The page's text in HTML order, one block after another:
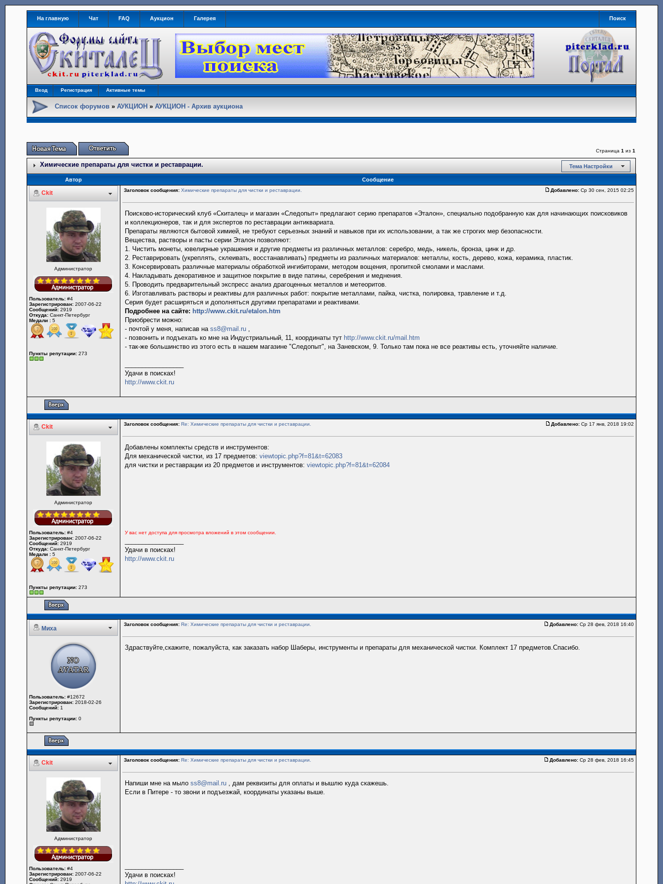
На главную Чат FAQ Аукцион Галерея Поиск
Вход Регистрация Активные темы
Список форумов» АУКЦИОН » АУКЦИОН - Архив аукциона
Страница 1 из 1
Химические препараты для чистки и реставрации. Тема Настройки
Автор Сообщение
Ckit Заголовок сообщения: Химические препараты для чистки и реставрации. Добавлено:Ср 30 сен, 2015 02:25
Администратор
Пользователь:#4
Зарегистрирован:2007-06-22
Сообщений:2919
Откуда:Санкт-Петербург
Медали :5
Пункты репутации:273
Поисково-исторический клуб «Скиталец» и магазин «Следопыт» предлагают серию препаратов «Эталон», специально подобранную как для начинающих поисковиков
и коллекционеров, так и для экспертов по реставрации антиквариата.
Препараты являются бытовой химией, не требуют серьезных знаний и навыков при их использовании, а так же строгих мер безопасности.
Вещества, растворы и пасты серии Эталон позволяют:
1. Чистить монеты, ювелирные украшения и другие предметы из различных металлов: серебро, медь, никель, бронза, цинк и др.
2. Реставрировать (укреплять, склеивать, восстанавливать) предметы из различных материалов: металлы, кость, дерево, кожа, керамика, пластик.
3. Консервировать различные материалы обработкой ингибиторами, методом вощения, пропиткой смолами и маслами.
4. Накладывать декоративное и защитное покрытие в виде патины, серебрения и меднения.
5. Проводить предварительный экспресс анализ драгоценных металлов и метеоритов.
6. Изготавливать растворы и реактивы для различных работ: покрытие металлами, пайка, чистка, полировка, травление и т.д.
Серия будет расширяться и дополняться другими препаратами и реактивами.
Подробнее на сайте: http://www.ckit.ru/etalon.htm
Приобрести можно:
- почтой у меня, написав на ss8@mail.ru,
- позвонить и подъехать ко мне на Индустриальный, 11, координаты тут http://www.ckit.ru/mail.htm
- так-же большинство из этого есть в нашем магазине "Следопыт", на Заневском, 9. Только там пока не все реактивы есть, уточняйте наличие.
Удачи в поисках!
http://www.ckit.ru
Ckit Заголовок сообщения: Re: Химические препараты для чистки и реставрации. Добавлено:Ср 17 янв, 2018 19:02
Администратор
Пользователь:#4
Зарегистрирован:2007-06-22
Сообщений:2919
Откуда:Санкт-Петербург
Медали :5
Пункты репутации:273
Добавлены комплекты средств и инструментов:
Для механической чистки, из 17 предметов: viewtopic.php?f=81&t=62083
для чистки и реставрации из 20 предметов и инструментов: viewtopic.php?f=81&t=62084
У вас нет доступа для просмотра вложений в этом сообщении.
Удачи в поисках!
http://www.ckit.ru
Миха
Заголовок сообщения: Re: Химические препараты для чистки и реставрации. Добавлено:Ср 28 фев, 2018 16:40
Пользователь:#12672
Зарегистрирован:2018-02-26
Сообщений:1
Пункты репутации:0
Здраствуйте,скажите, пожалуйста, как заказать набор Шаберы, инструменты и препараты для механической чистки. Комплект 17 предметов.Спасибо.
Ckit Заголовок сообщения: Re: Химические препараты для чистки и реставрации. Добавлено:Ср 28 фев, 2018 16:45
Администратор
Пользователь:#4
Зарегистрирован:2007-06-22
Сообщений:2919
Напиши мне на мыло ss8@mail.ru, дам реквизиты для оплаты и вышлю куда скажешь.
Если в Питере - то звони и подъезжай, координаты указаны выше.
Удачи в поисках!